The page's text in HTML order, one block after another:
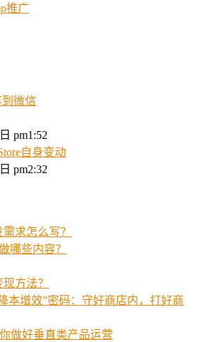
推广
微信
pm1:52
自身变动
pm2:32
求怎么写？
哪些内容？
方法？
本增效”密码：守好商店内，打好商
做好垂直类产品运营